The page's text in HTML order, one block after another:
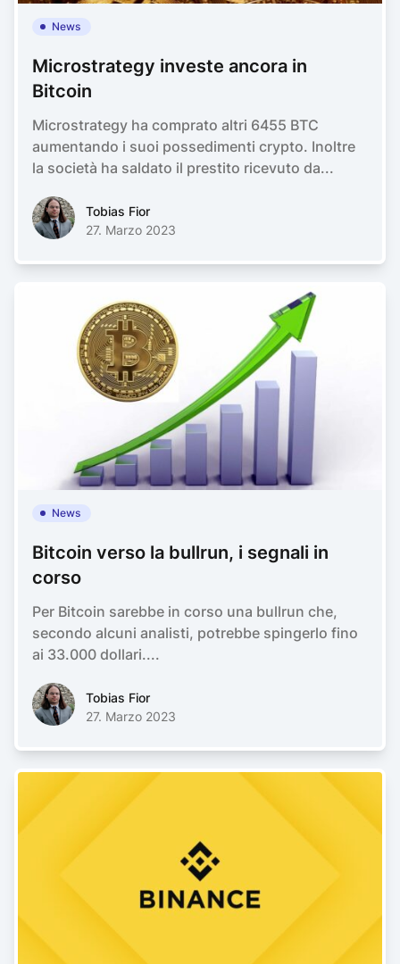
News
Microstrategy investe ancora in
Bitcoin
Microstrategy ha comprato altri 6455 BTC
aumentando i suoi possedimenti crypto. Inoltre
la società ha saldato il prestito ricevuto da...
Tobias FiorTobias Fior
Tobias Fior
27. Marzo 2023
News
Bitcoin verso la bullrun, i segnali in
corso
Per Bitcoin sarebbe in corso una bullrun che,
secondo alcuni analisti, potrebbe spingerlo fino
ai 33.000 dollari....
Tobias FiorTobias Fior
Tobias Fior
27. Marzo 2023